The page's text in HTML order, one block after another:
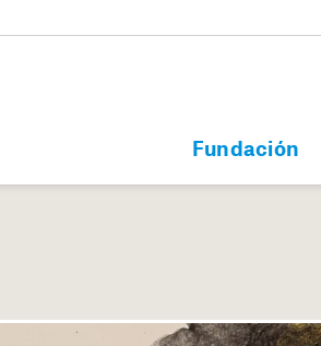
Fundación